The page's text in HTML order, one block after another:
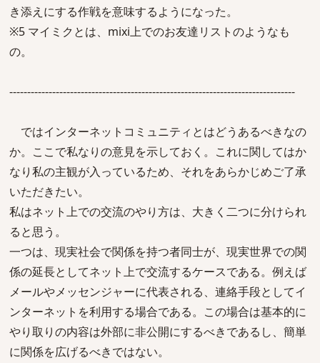
き添えにする作戦を意味するようになった。
※5 マイミクとは、mixi上でのお友達リストのようなも
の。
--------------------------------------------------------------------------------
ではインターネットコミュニティとはどうあるべきなの
か。ここで私なりの意見を示しておく。これに関してはか
なり私の主観が入っているため、それをあらかじめご了承
いただきたい。
私はネット上での交流のやり方は、大きく二つに分けられ
ると思う。
一つは、現実社会で関係を持つ者同士が、現実世界での関
係の延長としてネット上で交流するケースである。例えば
メールやメッセンジャーに代表される、連絡手段としてイ
ンターネットを利用する場合である。この場合は基本的に
やり取りの内容は外部に非公開にするべきであるし、簡単
に関係を広げるべきではない。